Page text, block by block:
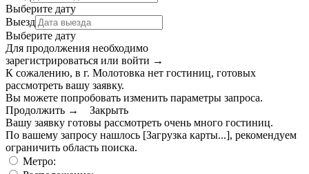
Выберите дату
Выезд
Выберите дату
Для продолжения необходимо
зарегистрироваться или войти →
К сожалению, в г. Молотовка нет гостиниц, готовых
рассмотреть вашу заявку.
Вы можете попробовать изменить параметры запроса.
Продолжить →
Закрыть
Вашу заявку готовы рассмотреть очень много гостиниц.
По вашему запросу нашлось [Загрузка карты...], рекомендуем
ограничить область поиска.
Метро: